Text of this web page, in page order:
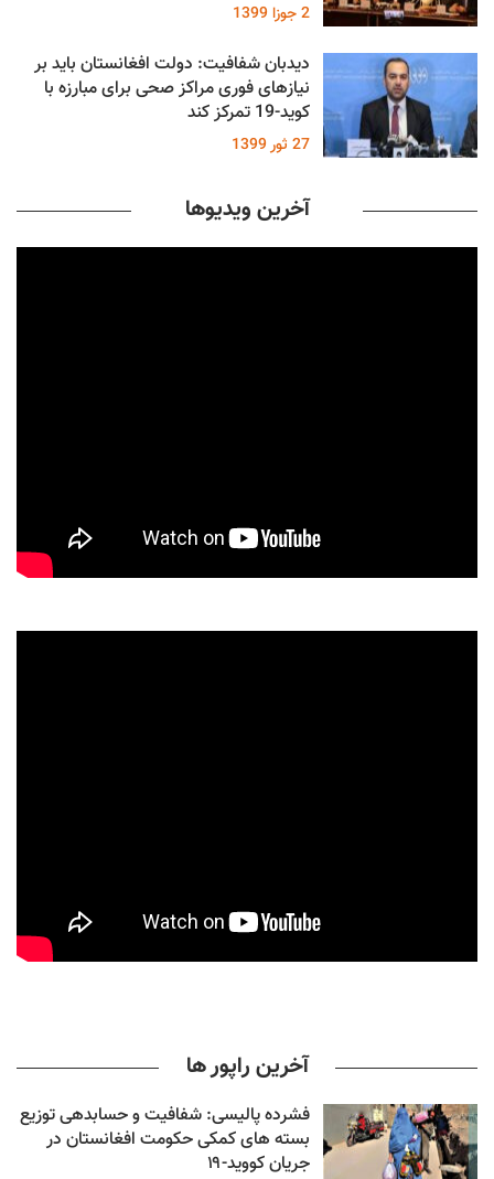
2 جوزا 1399
دیدبان شفافیت: دولت افغانستان باید بر
نیازهای فوری مراکز صحی برای مبارزه با
کوید-19 تمرکز کند
27 ثور 1399
آخرین ویدیوها
آخرین راپور ها
فشرده پالیسی: شفافیت و حسابدهی توزیع
بسته های کمکی حکومت افغانستان در
جریان کووید-۱۹